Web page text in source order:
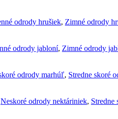
odrody hrušiek, Zimné odrody
odrody jabloní, Zimné odrody
odrody marhúľ, Stredne skoré
Neskoré odrody nektáriniek, Stredne